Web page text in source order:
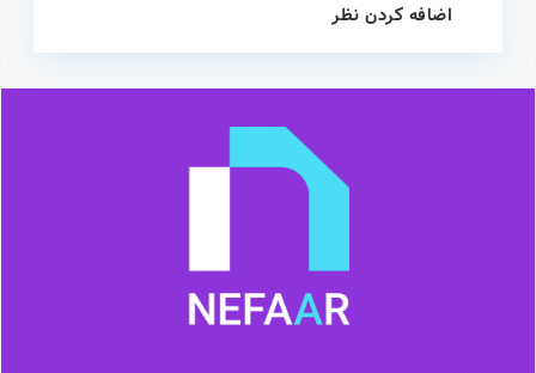
اضافه کردن نظر